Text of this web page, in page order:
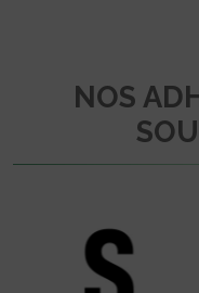
NOS